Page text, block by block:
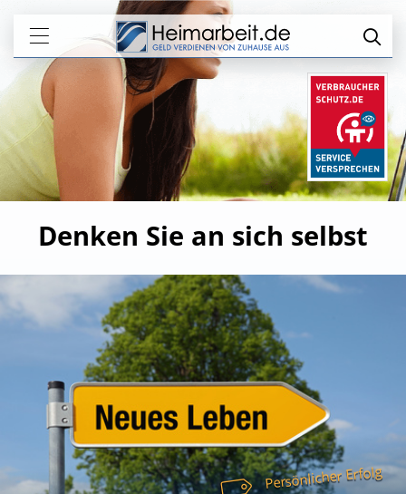
Denken Sie an sich selbst
Persönlicher Erfolg